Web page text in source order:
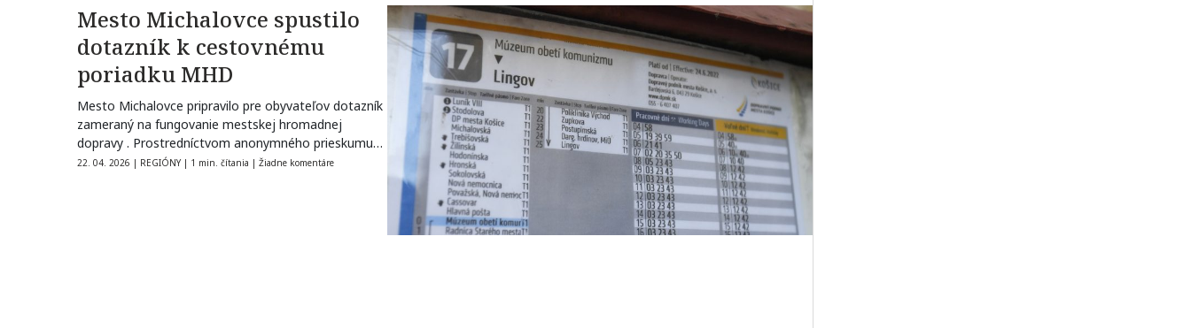
Mesto Michalovce spustilo
dotazník k cestovnému
poriadku MHD
Mesto Michalovce pripravilo pre obyvateľov dotazník
zameraný na fungovanie mestskej hromadnej
dopravy . Prostredníctvom anonymného prieskumu
môžu obyvatelia vyjadriť svoje…
22. 04. 2026 | REGIÓNY | 1 min. čítania | Žiadne komentáre